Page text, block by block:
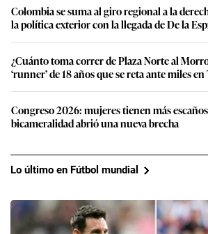
Colombia se suma al giro regional a la
la política exterior con la llegada de De la
¿Cuánto toma correr de Plaza Norte al
‘runner’ de 18 años que se reta ante miles
Congreso 2026: mujeres tienen más
bicameralidad abrió una nueva brecha
Lo último en Fútbol mundial